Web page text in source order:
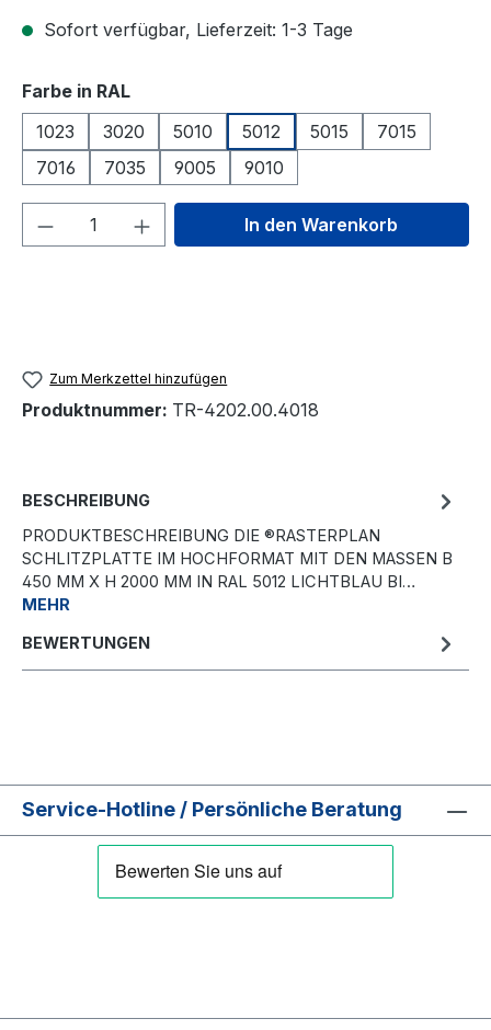
Sofort verfügbar, Lieferzeit: 1-3 Tage
Farbe in RALauswählen
1023
3020 5010 5012 5015
7015
7016
7035 9005 9010
Produkt Anzahl: Gib denIn den Warenkorb
Zum Merkzettel hinzufügen
Produktnummer: TR-4202.00.4018
BESCHREIBUNG
PRODUKTBESCHREIBUNG DIE ®RASTERPLAN
SCHLITZPLATTE IM HOCHFORMAT MIT DEN MASSEN B 4
50 MM X H 2000 MM IN RAL 5012 LICHTBLAU BI…
MEHR
BEWERTUNGEN
Service-Hotline / Persönliche Beratung